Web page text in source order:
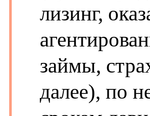
лизинг,
займы,
далее), по